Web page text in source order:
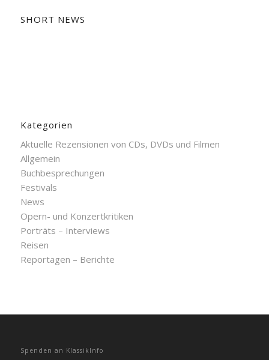
SHORT NEWS
Kategorien
Aktuelle Rezensionen von CDs, DVDs und Filmen
Allgemein
Buchbesprechungen
Festivals
News
Opern- und Konzertkritiken
Porträts – Interviews
Reisen
Reportagen – Berichte
Spenden an KlassikInfo